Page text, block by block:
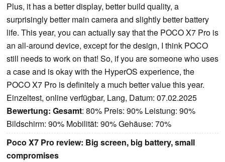
Plus, it has a better display, better build quality, a
surprisingly better main camera and slightly better battery
life. This year, you can actually say that the POCO X7 Pro is
an all-around device, except for the design, I think POCO
still needs to work on that! So, if you are someone who uses
a case and is okay with the HyperOS experience, the
POCO X7 Pro is definitely a much better value this year.
Einzeltest, online verfügbar, Lang, Datum: 07.02.2025
Bewertung: Gesamt: 80% Preis: 90% Leistung: 90%
Bildschirm: 90% Mobilität: 90% Gehäuse: 70%
Poco X7 Pro review: Big screen, big battery, small
compromises